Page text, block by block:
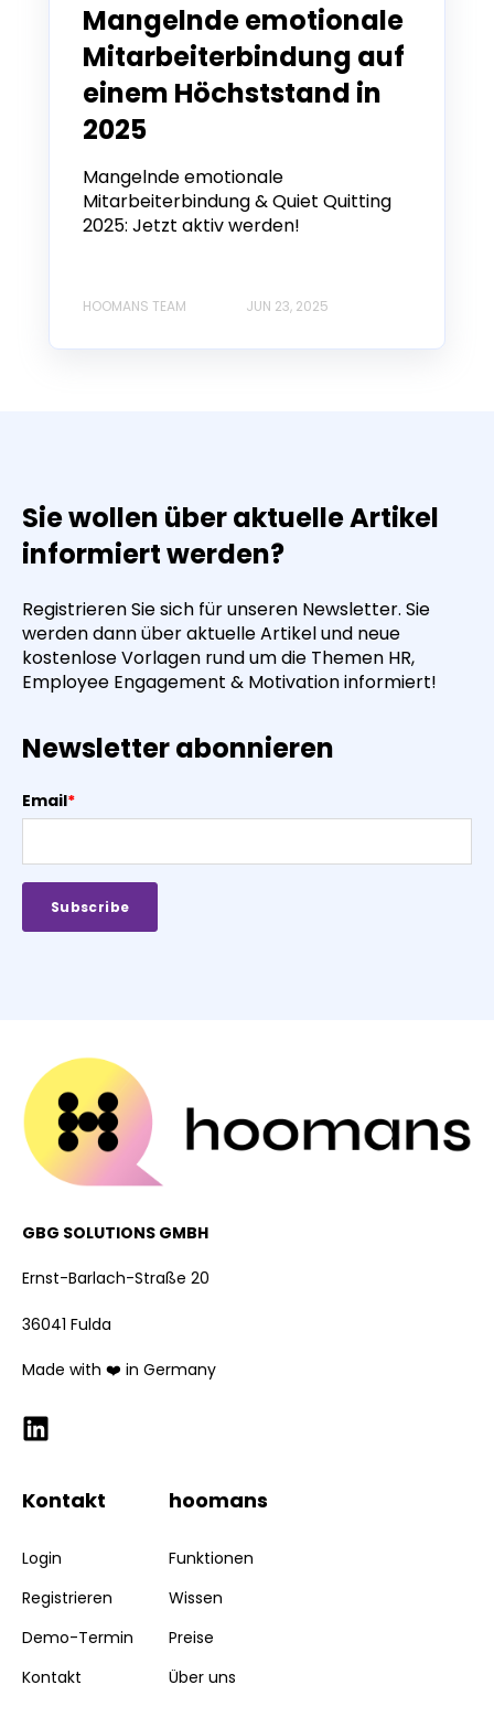
Mangelnde emotionale
Mitarbeiterbindung auf
einem Höchststand in
2025
Mangelnde emotionale
Mitarbeiterbindung & Quiet Quitting
2025: Jetzt aktiv werden!
HOOMANS TEAM JUN 23, 2025
Sie wollen über aktuelle Artikel
informiert werden?
Registrieren Sie sich für unseren Newsletter. Sie
werden dann über aktuelle Artikel und neue
kostenlose Vorlagen rund um die Themen HR,
Employee Engagement & Motivation informiert!
Newsletter abonnieren
Email*
GBG SOLUTIONS GMBH
Ernst-Barlach-Straße 20
36041 Fulda
Made with ❤️ in Germany
Kontakt
Login
Registrieren
Demo-Termin
Kontakt
hoomans
Funktionen
Wissen
Preise
Über uns